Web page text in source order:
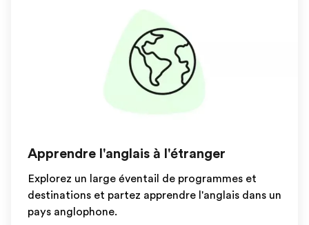
Apprendre l'anglais à l'étranger
Explorez un large éventail de programmes et
destinations et partez apprendre l'anglais dans un
pays anglophone.